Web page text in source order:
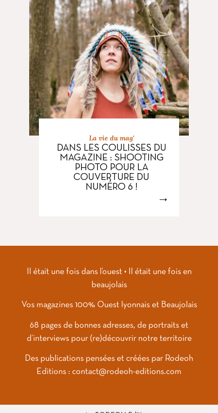
La vie du mag'
DANS LES COULISSES DU
MAGAZINE : SHOOTING
PHOTO POUR LA
COUVERTURE DU
NUMÉRO 6 !
→
Il était une fois dans l’ouest • Il était une fois en
beaujolais
Vos magazines 100% Ouest lyonnais et Beaujolais
68 pages de bonnes adresses, de portraits et
d’interviews pour (re)découvrir notre territoire
Des publications pensées et créées par Rodeoh
Editions : contact@rodeoh-editions.com